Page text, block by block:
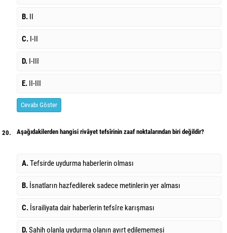
B. II
C. I-II
D. I-III
E. II-III
Cevabı Göster
20. Aşağıdakilerden hangisi rivâyet tefsîrinin zaaf noktalarından biri değildir?
A.Tefsirde uydurma haberlerin olması
B. İsnatların hazfedilerek sadece metinlerin yer alması
C. İsrailiyata dair haberlerin tefsîre karışması
D.Sahih olanla uydurma olanın ayırt edilememesi